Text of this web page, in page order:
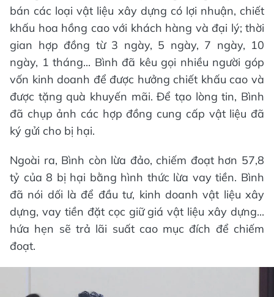
bán các loại vật liệu xây dựng có lợi nhuận, chiết
khấu hoa hồng cao với khách hàng và đại lý; thời
gian hợp đồng từ 3 ngày, 5 ngày, 7 ngày, 10
ngày, 1 tháng... Bình đã kêu gọi nhiều người góp
vốn kinh doanh để được hưởng chiết khấu cao và
được tặng quà khuyến mãi. Để tạo lòng tin, Bình
đã chụp ảnh các hợp đồng cung cấp vật liệu đã
ký gửi cho bị hại.
Ngoài ra, Bình còn lừa đảo, chiếm đoạt hơn 57,8
tỷ của 8 bị hại bằng hình thức lừa vay tiền. Bình
đã nói dối là để đầu tư, kinh doanh vật liệu xây
dựng, vay tiền đặt cọc giữ giá vật liệu xây dựng...
hứa hẹn sẽ trả lãi suất cao mục đích để chiếm
đoạt.